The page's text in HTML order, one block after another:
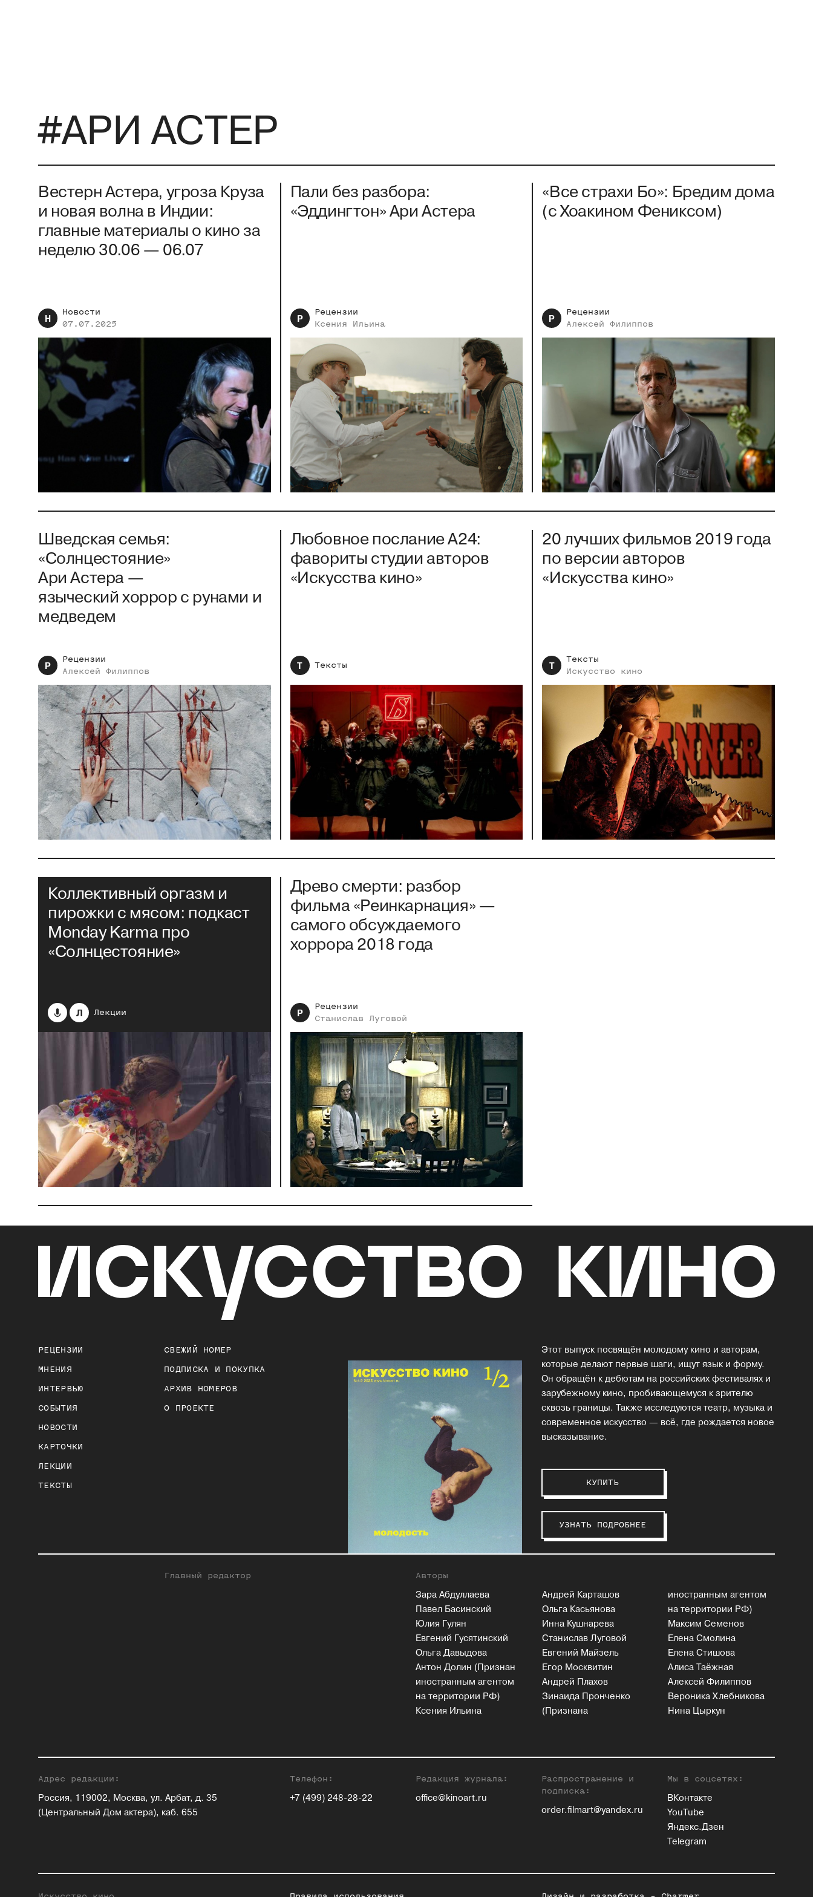
#АРИ АСТЕР
Вестерн Астера, угроза Круза
и новая волна в Индии:
главные материалы о кино за
неделю 30.06 — 06.07
Н
Новости
07.07.2025
Пали без разбора:
«Эддингтон» Ари Астера
Р
Рецензии
Ксения
Ильина
«Все страхи Бо»: Бредим дома
(с Хоакином Фениксом)
Р
Рецензии
Алексей
Филиппов
Шведская семья:
«Солнцестояние»
Ари Астера —
языческий хоррор с рунами и
медведем
Р
Рецензии
Алексей
Филиппов
Любовное послание А24:
фавориты студии авторов
«Искусства кино»
Т Тексты
20 лучших фильмов 2019 года
по версии авторов
«Искусства кино»
Т
Тексты
Искусство
кино
Коллективный оргазм и
пирожки с мясом: подкаст
Monday Karma про
«Солнцестояние»
Л Лекции
Древо смерти: разбор
фильма «Реинкарнация» —
самого обсуждаемого
хоррора 2018 года
Р
Рецензии
Станислав
Луговой
РЕЦЕНЗИИ
МНЕНИЯ
ИНТЕРВЬЮ
СОБЫТИЯ
НОВОСТИ
КАРТОЧКИ
ЛЕКЦИИ
ТЕКСТЫ
СВЕЖИЙ НОМЕР
ПОДПИСКА И ПОКУПКА
АРХИВ НОМЕРОВ
О ПРОЕКТЕ
Этот выпуск посвящён молодому кино и авторам,
которые делают первые шаги, ищут язык и форму.
Он обращён к дебютам на российских фестивалях и
зарубежному кино, пробивающемуся к зрителю
сквозь границы. Также исследуются театр, музыка и
современное искусство — всё, где рождается новое
высказывание.
КУПИТЬ
УЗНАТЬ ПОДРОБНЕЕ
Главный редактор Авторы
Зара Абдуллаева
Павел Басинский
Юлия Гулян
Евгений Гусятинский
Ольга Давыдова
Антон Долин (Признан
иностранным агентом
на территории РФ)
Ксения Ильина
Андрей Карташов
Ольга Касьянова
Инна Кушнарева
Станислав Луговой
Евгений Майзель
Егор Москвитин
Андрей Плахов
Зинаида Пронченко
(Признана
иностранным агентом
на территории РФ)
Максим Семенов
Елена Смолина
Елена Стишова
Алиса Таёжная
Алексей Филиппов
Вероника Хлебникова
Нина Цыркун
Адрес редакции:
Россия, 119002, Москва, ул. Арбат, д. 35
(Центральный Дом актера), каб. 655
Телефон:
+7 (499) 248-28-22
Редакция журнала:
office@kinoart.ru
Распространение и
подписка:
order.filmart@yandex.ru
Мы в соцсетях:
ВКонтакте
YouTube
Яндекс.Дзен
Telegram